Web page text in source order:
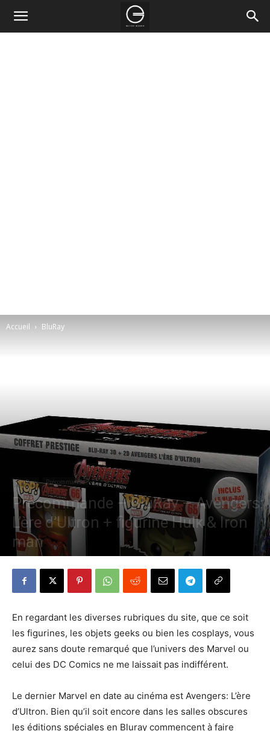
Accueil BluRay
BluRay Précommande
Précommande – BluRay – Avengers:
L’ère d’Ultron + figurine Hulk & Iron
man
En regardant les diverses rubriques du site, que ce soit
les figurines, les objets geeks ou bien les cosplays, vous
aurez sans doute remarqué que l’univers des Marvel ou
celui des DC Comics ne me laissait pas indifférent.
Le dernier Marvel en date au cinéma est Avengers: L’ère
d’Ultron. Bien qu’il soit encore dans les salles obscures
les éditions spéciales en Bluray commencent à faire